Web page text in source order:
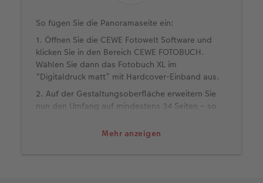
Mehr anzeigen
So fügen Sie die Panoramaseite ein:
1. Öffnen Sie die CEWE Fotowelt Software und
klicken Sie in den Bereich CEWE FOTOBUCH.
Wählen Sie dann das Fotobuch XL im
“Digitaldruck matt” mit Hardcover-Einband aus.
2. Auf der Gestaltungsoberfläche erweitern Sie
nun den Umfang auf mindestens 34 Seiten – so
3. Klicken Sie auf die Doppelseite, die Sie